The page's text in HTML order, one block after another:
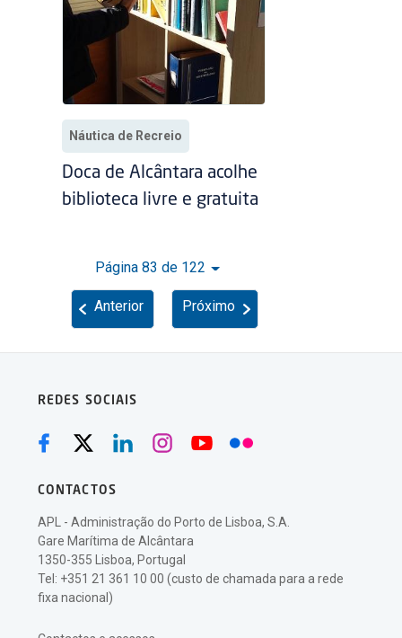
Náutica de Recreio
Doca de Alcântara acolhe
biblioteca livre e gratuita
Página 83 de 122
Anterior Próximo
REDES SOCIAIS
CONTACTOS
APL - Administração do Porto de Lisboa, S.A.
Gare Marítima de Alcântara
1350-355 Lisboa, Portugal
Tel: +351 21 361 10 00 (custo de chamada para a rede
fixa nacional)